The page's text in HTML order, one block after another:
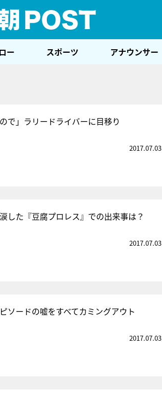
ー スポーツ アナウンサー
で」ラリードライバーに目移り
2017.07.03
した『豆腐プロレス』での出来事は？
2017.07.03
ソードの嘘をすべてカミングアウト
2017.07.03